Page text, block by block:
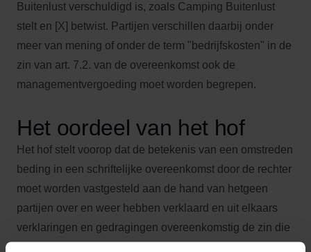
Buitenlust verschuldigd is, zoals Camping Buitenlust
stelt en [X] betwist. Partijen verschillen daarbij onder
meer van mening of onder de term "bedrijfskosten" in de
zin van art. 7.2. van de overeenkomst ook de
managementvergoeding moet worden begrepen.
Het oordeel van het hof
Het hof stelt voorop dat de betekenis van een omstreden
beding in een schriftelijke overeenkomst door de rechter
moet worden vastgesteld aan de hand van hetgeen
partijen over en weer hebben verklaard en uit elkaars
verklaringen en gedragingen overeenkomstig de zin die